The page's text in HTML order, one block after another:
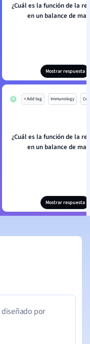
¿Cuál es la función de la
en un balance de
Mostrar respuesta
+ Add tag Immunology
¿Cuál es la función de la
en un balance de
Mostrar respuesta
por